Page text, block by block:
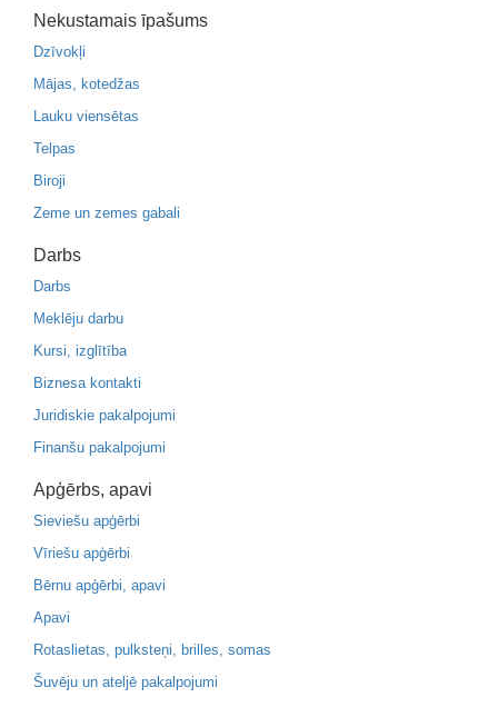
Nekustamais īpašums
Dzīvokļi
Mājas, kotedžas
Lauku viensētas
Telpas
Biroji
Zeme un zemes gabali
Darbs
Darbs
Meklēju darbu
Kursi, izglītība
Biznesa kontakti
Juridiskie pakalpojumi
Finanšu pakalpojumi
Apģērbs, apavi
Sieviešu apģērbi
Vīriešu apģērbi
Bērnu apģērbi, apavi
Apavi
Rotaslietas, pulksteņi, brilles, somas
Šuvēju un ateljē pakalpojumi